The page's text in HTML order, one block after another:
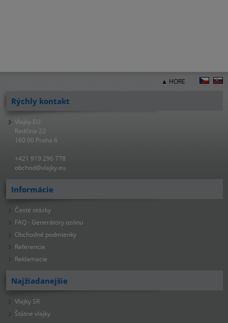
▲ HORE
Rýchly kontakt
Vlajky.EU
Radčina 22
160 00 Praha 6
+421 919 296 778
obchod@vlajky.eu
Informácie
Časté otázky
FAQ - Generátory ozónu
Obchodné podmienky
Referencie
Reklamacie
Najžiadanejšie
Vlajky SR
Štátne vlajky